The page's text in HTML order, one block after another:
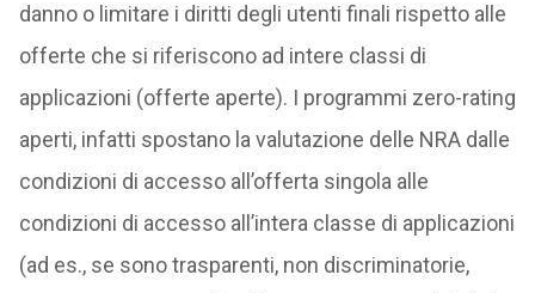
danno o limitare i diritti degli utenti finali rispetto alle
offerte che si riferiscono ad intere classi di
applicazioni (offerte aperte). I programmi zero-rating
aperti, infatti spostano la valutazione delle NRA dalle
condizioni di accesso all’offerta singola alle
condizioni di accesso all’intera classe di applicazioni
(ad es., se sono trasparenti, non discriminatorie,